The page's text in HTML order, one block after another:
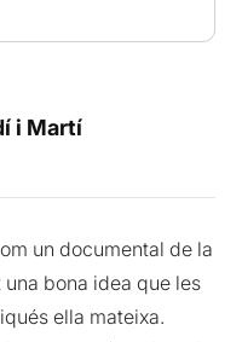
i Martí
un documental de la
bona idea que les
ella mateixa.